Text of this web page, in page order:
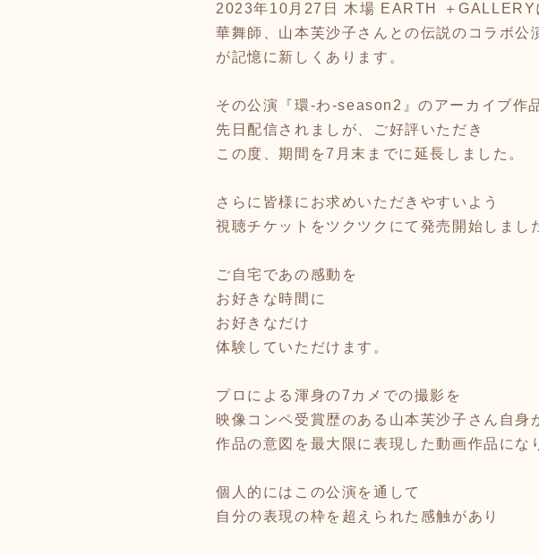
2023年10月27日 木場 EARTH ＋GALLERY
華舞師、山本芙沙子さんとの伝説のコラボ公
が記憶に新しくあります。
その公演『環-わ-season2』のアーカイブ作
先日配信されましが、ご好評いただき
この度、期間を7月末までに延長しました。
さらに皆様にお求めいただきやすいよう
視聴チケットをツクツクにて発売開始しまし
ご自宅であの感動を
お好きな時間に
お好きなだけ
体験していただけます。
プロによる渾身の7カメでの撮影を
映像コンペ受賞歴のある山本芙沙子さん自身
作品の意図を最大限に表現した動画作品にな
個人的にはこの公演を通して
自分の表現の枠を超えられた感触があり